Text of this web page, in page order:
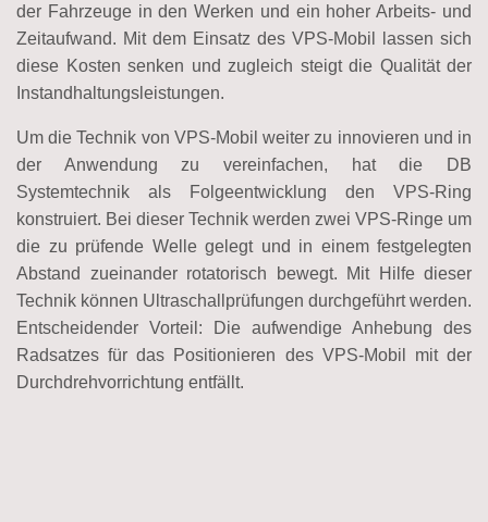
der Fahrzeuge in den Werken und ein hoher Arbeits- und
Zeitaufwand. Mit dem Einsatz des VPS-Mobil lassen sich
diese Kosten senken und zugleich steigt die Qualität der
Instandhaltungsleistungen.
Um die Technik von VPS-Mobil weiter zu innovieren und in
der Anwendung zu vereinfachen, hat die DB
Systemtechnik als Folgeentwicklung den VPS-Ring
konstruiert. Bei dieser Technik werden zwei VPS-Ringe um
die zu prüfende Welle gelegt und in einem festgelegten
Abstand zueinander rotatorisch bewegt. Mit Hilfe dieser
Technik können Ultraschallprüfungen durchgeführt werden.
Entscheidender Vorteil: Die aufwendige Anhebung des
Radsatzes für das Positionieren des VPS-Mobil mit der
Durchdrehvorrichtung entfällt.